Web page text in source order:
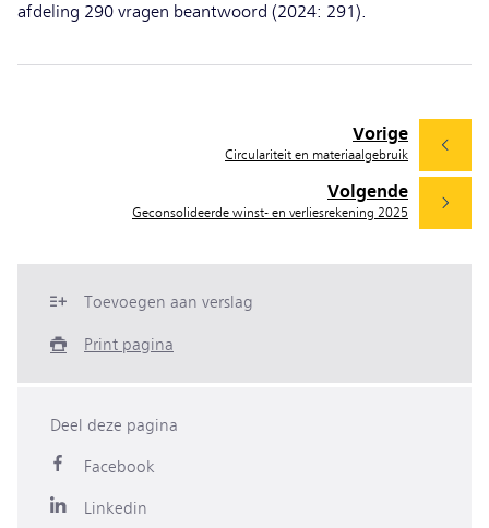
afdeling 290 vragen beantwoord (2024: 291).
Volgende
Geconsolideerde winst- en verliesrekening 2025
Vorige
Circulariteit en materiaalgebruik
Toevoegen aan verslag
Print pagina
Deel deze pagina
Facebook
Linkedin